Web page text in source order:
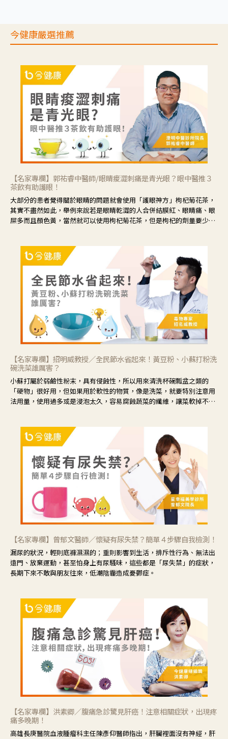
今健康嚴選推薦
【名家專欄】郭祐睿中醫師/眼睛痠澀刺痛是青光眼？眼中醫推３
茶飲有助護眼！
大部分的患者覺得關於眼睛的問題就會使用「護眼神方」枸杞菊花茶，
其實不盡然如此，舉例來說若是眼睛乾澀的人合併結膜紅、眼睛痛、眼
屎多而且顏色黃，當然就可以使用枸杞菊花茶，但是枸杞的劑量要少，
候就要使用菊花、金銀花來治療；假如單純的眼睛乾澀，結膜沒有紅，
眼睛周圍沒有眼屎，這種情況是屬於「陰虛」，就可以使用枸杞、蓮
藕、麥門冬、山藥等比較滋潤的藥材，效果就更顯著。
【名家專欄】招明威教授／全民節水省起來！黃豆粉、小蘇打粉洗
碗洗菜誰厲害？
小蘇打屬於弱鹼性粉末，具有侵蝕性，所以用來清洗杯碗瓢盆之類的
「硬物」很好用，但如果用於軟性的物質，像是洗菜，就要特別注意用
法用量，使用過多或是浸泡太久，容易腐蝕蔬菜的纖維，讓菜軟掉不清
【名家專欄】曾郁文醫師／懷疑有尿失禁？簡單４步驟自我檢測！
漏尿的狀況，輕則底褲濕濕的；重則影響到生活，排斥性行為、無法出
遠門、放棄運動，甚至怕身上有尿騷味，這些都是「尿失禁」的症狀，
長期下來不敢與朋友往來，低潮陰霾造成憂鬱症。
【名家專欄】洪素卿／腹痛急診驚見肝癌！注意相關症狀，出現疼
痛多晚期！
高雄長庚醫院血液腫瘤科主任陳彥仰醫師指出，肝臟裡面沒有神經，肝